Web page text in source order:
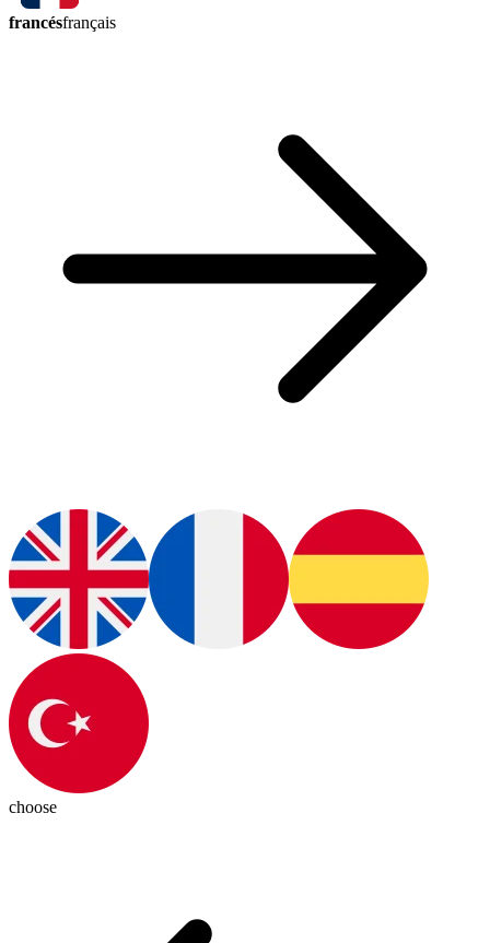
francésfrançais
choose